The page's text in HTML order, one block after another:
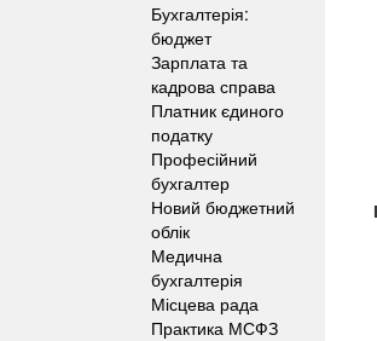
Бухгалтерія:
бюджет
Зарплата та
кадрова справа
Платник єдиного
податку
Професійний
бухгалтер
Новий бюджетний
облік
Медична
бухгалтерія
Місцева рада
Практика МСФЗ